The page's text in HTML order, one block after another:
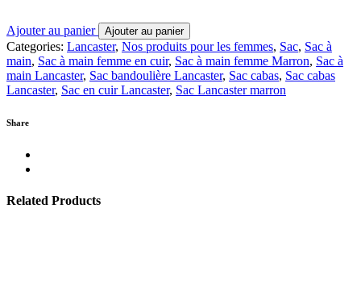
Ajouter au panier Ajouter au panier
Categories: Lancaster, Nos produits pour les femmes, Sac, Sac à
main, Sac à main femme en cuir, Sac à main femme Marron, Sac à
main Lancaster, Sac bandoulière Lancaster, Sac cabas, Sac cabas
Lancaster, Sac en cuir Lancaster, Sac Lancaster marron
Share
Related Products